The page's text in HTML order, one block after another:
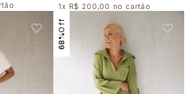
1x R$ 200,00
68%